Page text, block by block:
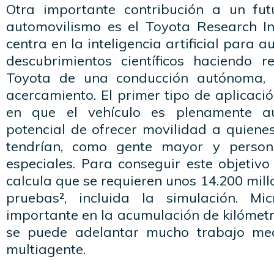
Otra importante contribución a un
automovilismo es el Toyota Research
centra en la inteligencia artificial para
descubrimientos científicos haciendo
Toyota de una conducción
acercamiento. El primer tipo de
en que el vehículo es plenamente
potencial de ofrecer movilidad a
tendrían, como gente mayor y
especiales. Para conseguir este
calcula que se requieren unos 14.200
pruebas², incluida la simulación.
importante en la acumulación de
se puede adelantar mucho trabajo
multiagente.